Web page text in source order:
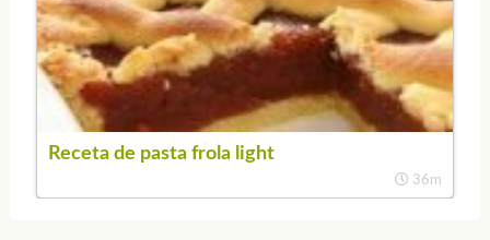
Receta de pasta frola light
36m